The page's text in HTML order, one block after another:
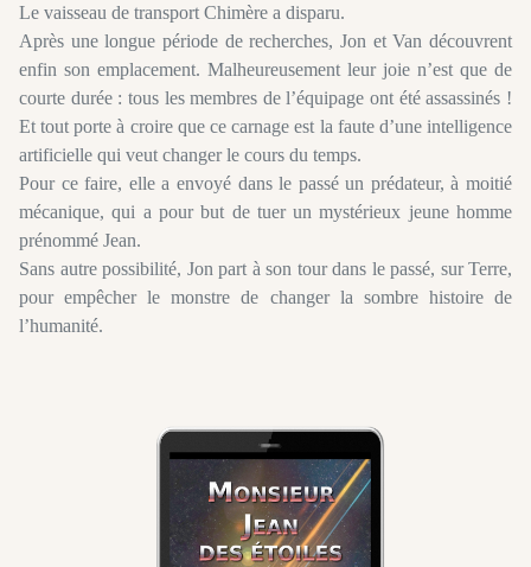
Le vaisseau de transport Chimère a disparu.
Après une longue période de recherches, Jon et Van découvrent
enfin son emplacement. Malheureusement leur joie n’est que de
courte durée : tous les membres de l’équipage ont été assassinés !
Et tout porte à croire que ce carnage est la faute d’une intelligence
artificielle qui veut changer le cours du temps.
Pour ce faire, elle a envoyé dans le passé un prédateur, à moitié
mécanique, qui a pour but de tuer un mystérieux jeune homme
prénommé Jean.
Sans autre possibilité, Jon part à son tour dans le passé, sur Terre,
pour empêcher le monstre de changer la sombre histoire de
l’humanité.